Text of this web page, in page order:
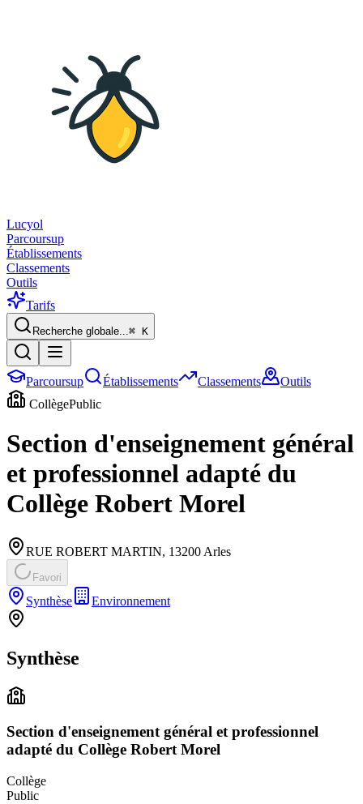
Lucyol
Parcoursup
Établissements
Classements
Outils
Tarifs
Recherche globale...⌘ K
Parcoursup Établissements Classements
Outils
CollègePublic
Section d'enseignement général
et professionnel adapté du
Collège Robert Morel
RUE ROBERT MARTIN, 13200 Arles
Favori
Synthèse Environnement
Synthèse
Section d'enseignement général et professionnel
adapté du Collège Robert Morel
Collège
Public